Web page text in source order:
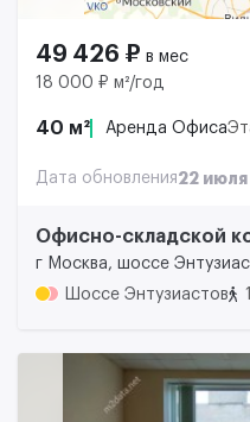
49 426 ₽ в мес
18 000 ₽ м²/год
40 м² Аренда Офиса
Дата обновления22
Офисно-складской
г Москва, шоссе
Шоссе Энтузиастов